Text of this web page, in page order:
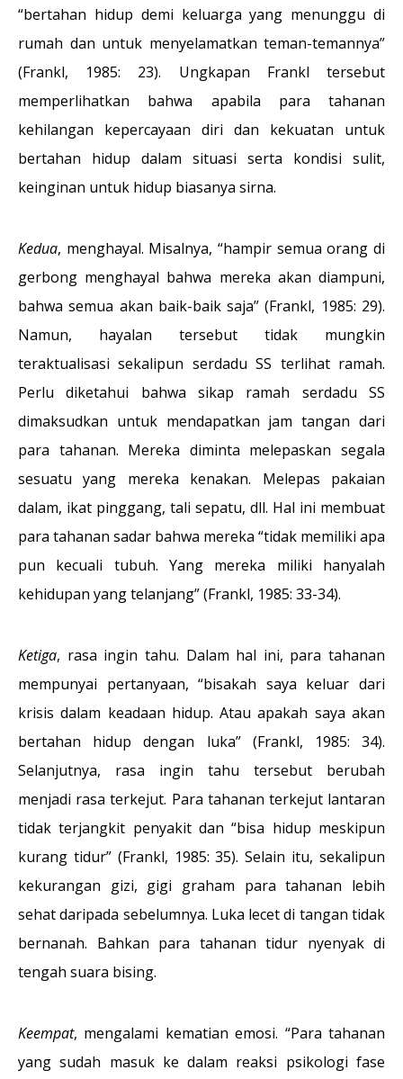
“bertahan hidup demi keluarga yang menunggu di
rumah dan untuk menyelamatkan teman-temannya”
(Frankl, 1985: 23). Ungkapan Frankl tersebut
memperlihatkan bahwa apabila para tahanan
kehilangan kepercayaan diri dan kekuatan untuk
bertahan hidup dalam situasi serta kondisi sulit,
keinginan untuk hidup biasanya sirna.
Kedua, menghayal. Misalnya, “hampir semua orang di
gerbong menghayal bahwa mereka akan diampuni,
bahwa semua akan baik-baik saja” (Frankl, 1985: 29).
Namun, hayalan tersebut tidak mungkin
teraktualisasi sekalipun serdadu SS terlihat ramah.
Perlu diketahui bahwa sikap ramah serdadu SS
dimaksudkan untuk mendapatkan jam tangan dari
para tahanan. Mereka diminta melepaskan segala
sesuatu yang mereka kenakan. Melepas pakaian
dalam, ikat pinggang, tali sepatu, dll. Hal ini membuat
para tahanan sadar bahwa mereka “tidak memiliki apa
pun kecuali tubuh. Yang mereka miliki hanyalah
kehidupan yang telanjang” (Frankl, 1985: 33-34).
Ketiga, rasa ingin tahu. Dalam hal ini, para tahanan
mempunyai pertanyaan, “bisakah saya keluar dari
krisis dalam keadaan hidup. Atau apakah saya akan
bertahan hidup dengan luka” (Frankl, 1985: 34).
Selanjutnya, rasa ingin tahu tersebut berubah
menjadi rasa terkejut. Para tahanan terkejut lantaran
tidak terjangkit penyakit dan “bisa hidup meskipun
kurang tidur” (Frankl, 1985: 35). Selain itu, sekalipun
kekurangan gizi, gigi graham para tahanan lebih
sehat daripada sebelumnya. Luka lecet di tangan tidak
bernanah. Bahkan para tahanan tidur nyenyak di
tengah suara bising.
Keempat, mengalami kematian emosi. “Para tahanan
yang sudah masuk ke dalam reaksi psikologi fase